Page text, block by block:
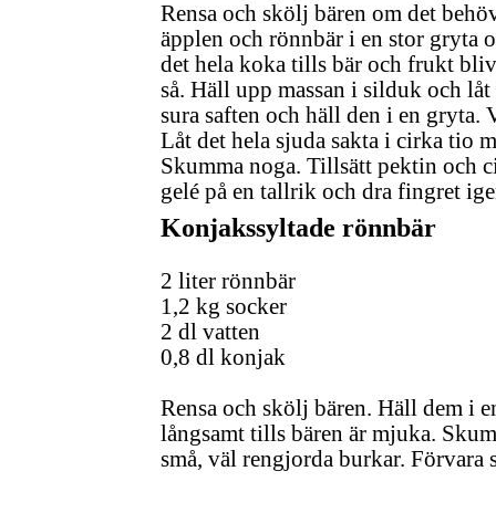
Rensa och skölj bären om det
äpplen och rönnbär i en stor gryta
det hela koka tills bär och frukt
så. Häll upp massan i silduk och
sura saften och häll den i en gryta.
Låt det hela sjuda sakta i cirka tio
Skumma noga. Tillsätt pektin och
gelé på en tallrik och dra fingret
Konjakssyltade rönnbär
2 liter rönnbär
1,2 kg socker
2 dl vatten
0,8 dl konjak
Rensa och skölj bären. Häll dem i
långsamt tills bären är mjuka.
små, väl rengjorda burkar. Förvara